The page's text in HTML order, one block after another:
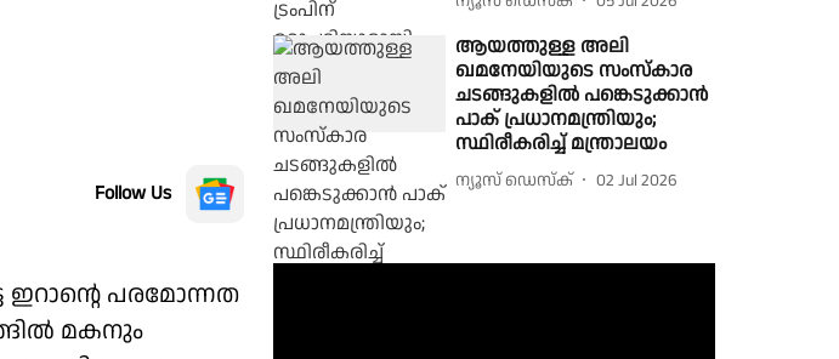
Follow Us
പരമോന്നത
മകനും
ആയത്തുള്ള അലി
ഖമനേയിയുടെ സംസ്കാര
ചടങ്ങുകളിൽ പങ്കെടുക്കാൻ
പാക് പ്രധാനമന്ത്രിയും;
സ്ഥിരീകരിച്ച് മന്ത്രാലയം
ന്യൂസ് ഡെസ്ക് 02 Jul 2026